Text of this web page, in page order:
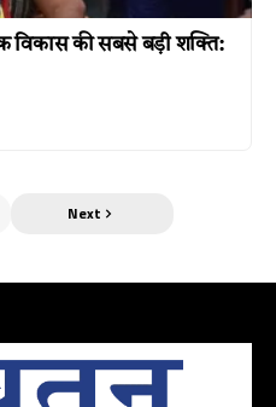
विकास की सबसे बड़ी शक्ति:
Next